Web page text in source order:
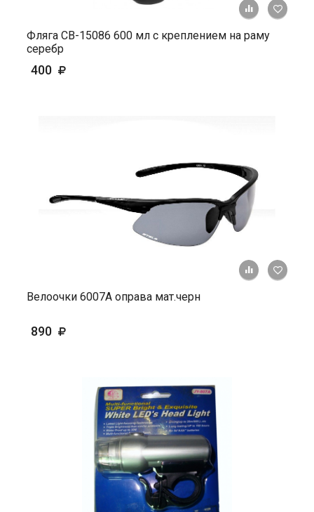
+ К
Фляга СВ-15086 600 мл с креплением на раму
серебр
400
+ К
Велоочки 6007А оправа мат.черн
890